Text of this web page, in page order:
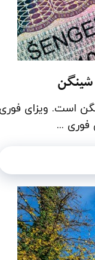
شینگن
است. ویزای
...